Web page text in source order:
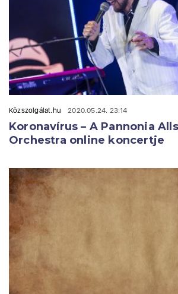
Közszolgálat.hu 2020.05.24. 23:14
Koronavírus – A Pannonia
Orchestra online koncertje